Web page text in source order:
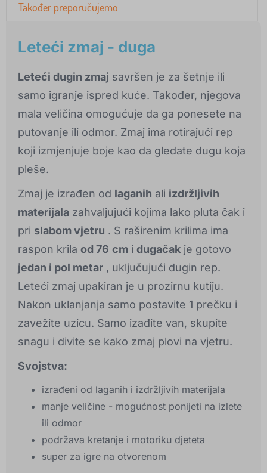
Također preporučujemo
Leteći zmaj - duga
Leteći dugin zmaj savršen je za šetnje ili
samo igranje ispred kuće. Također, njegova
mala veličina omogućuje da ga ponesete na
putovanje ili odmor. Zmaj ima rotirajući rep
koji izmjenjuje boje kao da gledate dugu koja
pleše.
Zmaj je izrađen od laganih ali izdržljivih
materijala zahvaljujući kojima lako pluta čak i
pri slabom vjetru . S raširenim krilima ima
raspon krila od 76 cm i dugačak je gotovo
jedan i pol metar , uključujući dugin rep.
Leteći zmaj upakiran je u prozirnu kutiju.
Nakon uklanjanja samo postavite 1 prečku i
zavežite uzicu. Samo izađite van, skupite
snagu i divite se kako zmaj plovi na vjetru.
Svojstva:
izrađeni od laganih i izdržljivih materijala
manje veličine - mogućnost ponijeti na izlete
ili odmor
podržava kretanje i motoriku djeteta
super za igre na otvorenom